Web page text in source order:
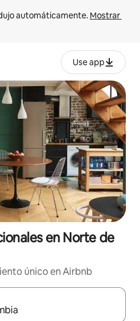
automáticamente. Mostrar
Use app
en Norte de
único en Airbnb
disponibles, podrás navegar